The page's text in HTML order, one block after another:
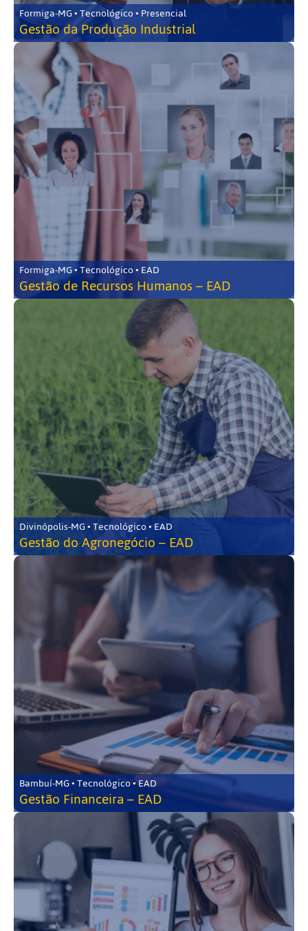
Formiga-MG • Tecnológico • Presencial
Gestão da Produção Industrial
Formiga-MG • Tecnológico • EAD
Gestão de Recursos Humanos – EAD
Divinópolis-MG • Tecnológico • EAD
Gestão do Agronegócio – EAD
Bambuí-MG • Tecnológico • EAD
Gestão Financeira – EAD